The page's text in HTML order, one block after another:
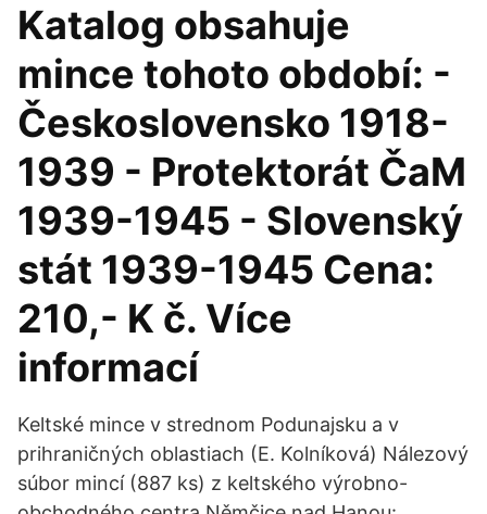
Katalog obsahuje
mince tohoto období: -
Československo 1918-
1939 - Protektorát ČaM
1939-1945 - Slovenský
stát 1939-1945 Cena:
210,- K č. Více
informací
Keltské mince v strednom Podunajsku a v
prihraničných oblastiach (E. Kolníková) Nálezový
súbor mincí (887 ks) z keltského výrobno-